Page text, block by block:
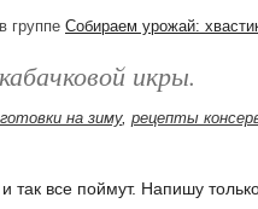
в группе Собираем урожай:
икры.
на зиму, рецепты
так все поймут. Напишу